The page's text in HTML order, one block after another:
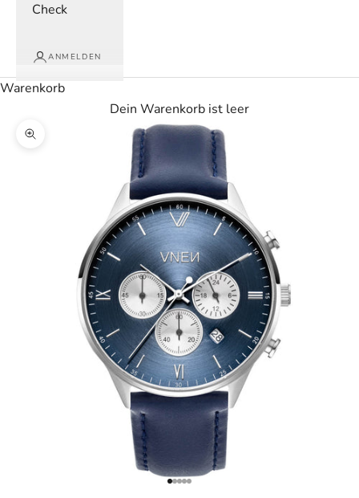
Check
ANMELDEN
Warenkorb
Dein Warenkorb ist leer
Bild vergrößern
Gehe zu Element 1
Gehe zu Element 2
Gehe zu Element 3
Gehe zu Element 4
Gehe zu Element 5